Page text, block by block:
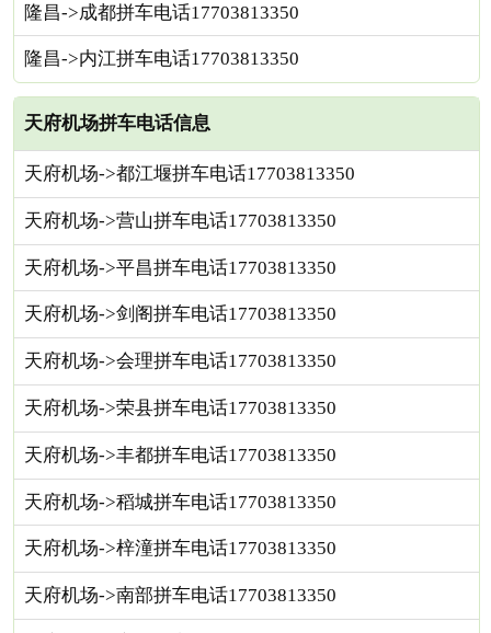
隆昌->成都拼车电话17703813350
隆昌->内江拼车电话17703813350
天府机场拼车电话信息
天府机场->都江堰拼车电话17703813350
天府机场->营山拼车电话17703813350
天府机场->平昌拼车电话17703813350
天府机场->剑阁拼车电话17703813350
天府机场->会理拼车电话17703813350
天府机场->荣县拼车电话17703813350
天府机场->丰都拼车电话17703813350
天府机场->稻城拼车电话17703813350
天府机场->梓潼拼车电话17703813350
天府机场->南部拼车电话17703813350